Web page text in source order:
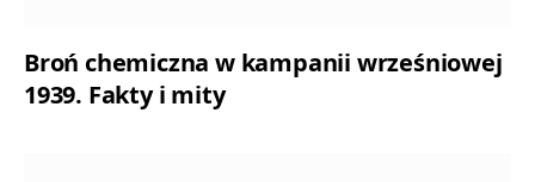
Broń chemiczna w kampanii wrześniowej
1939. Fakty i mity